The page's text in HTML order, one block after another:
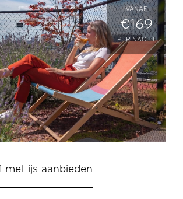
VANAF
€169
PER NACHT
met ijs aanbieden